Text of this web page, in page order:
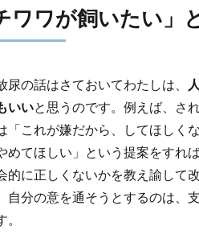
ワワが飼いたい
尿の話はさておいてわたしは、
いいと思うのです。例えば、さ
「これが嫌だから、してほしく
めてほしい」という提案をすれ
的に正しくないかを教え諭して
自分の意を通そうとするのは、
。